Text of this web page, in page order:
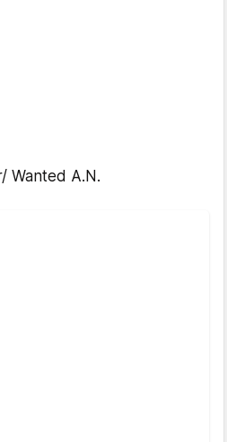
Wanted A.N.